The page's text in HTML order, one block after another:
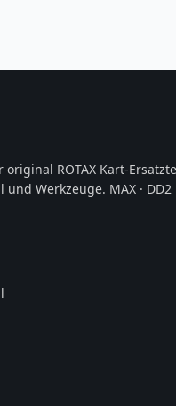
ROTAX Kart-
Werkzeuge. MAX ·